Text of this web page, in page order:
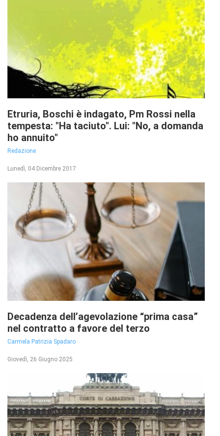
Etruria, Boschi è indagato, Pm Rossi nella
tempesta: "Ha taciuto". Lui: "No, a domanda
ho annuito"
Redazione
Lunedì, 04 Dicembre 2017
Decadenza dell’agevolazione “prima casa”
nel contratto a favore del terzo
Carmela Patrizia Spadaro
Giovedì, 26 Giugno 2025